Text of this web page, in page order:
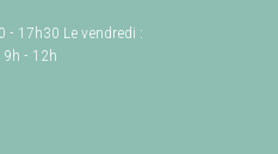
- 17h30 Le vendredi :
- 12h